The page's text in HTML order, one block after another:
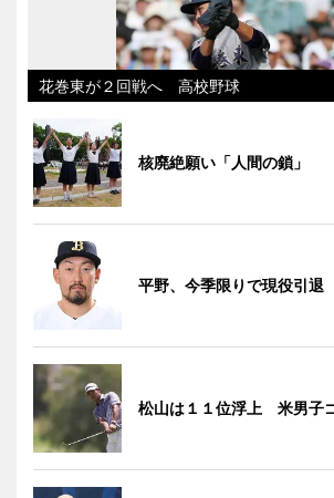
花巻東が２回戦へ 高校野球
核廃絶願い「人間の鎖」
平野、今季限りで現役引
松山は１１位浮上 米男子